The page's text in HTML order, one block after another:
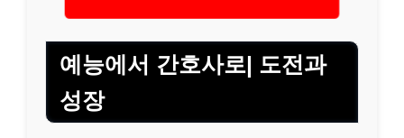
예능에서 간호사로| 도전과
성장